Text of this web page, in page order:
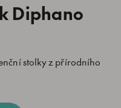
Diphano
stolky z přírodního